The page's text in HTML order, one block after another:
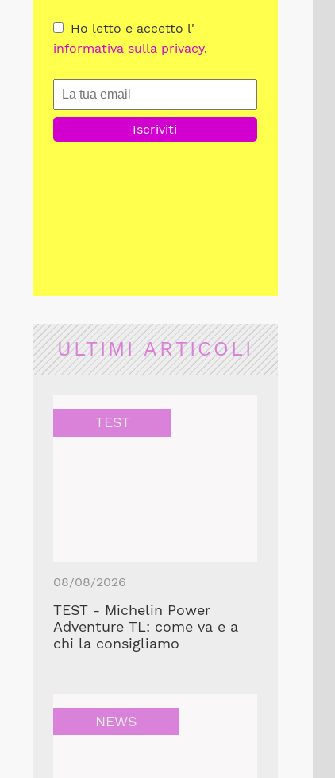
Ho letto e accetto l'
informativa sulla privacy.
ULTIMI ARTICOLI
TEST
08/08/2026
TEST - Michelin Power
Adventure TL: come va e a
chi la consigliamo
NEWS